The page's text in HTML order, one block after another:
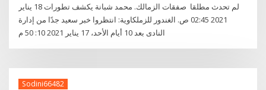
لم تحدث مطلقا صفقات الزمالك. محمد شبانة يكشف تطورات 18 يناير
2021 02:45 ص. الغندور للزملكاوية: انتظروا خبر سعيد جدًا من إدارة
Sodini66482